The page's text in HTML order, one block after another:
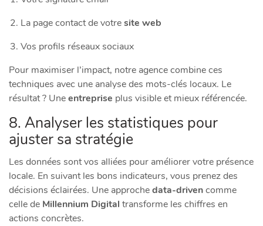
La page contact de votresite web
Vos profils réseaux sociaux
Pour maximiser l’impact, notre agence combine ces
techniques avec une analyse des mots-clés locaux. Le
résultat ? Uneentreprise plus visible et mieux référencée.
8. Analyser les statistiques pour
ajuster sa stratégie
Les données sont vos alliées pour améliorer votre présence
locale. En suivant les bons indicateurs, vous prenez des
décisions éclairées. Une approchedata-drivencomme
celle de Millennium Digital transforme les chiffres en
actions concrètes.